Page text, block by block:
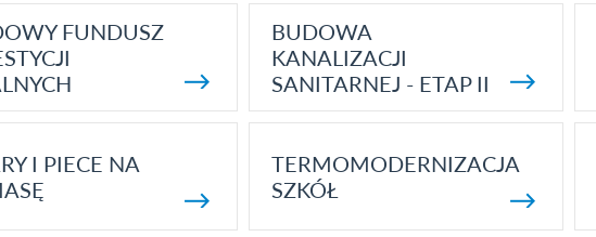
FUNDUSZ
BUDOWA
KANALIZACJI
SANITARNEJ - ETAP II
I PIECE NA
TERMOMODERNIZACJA
SZKÓŁ